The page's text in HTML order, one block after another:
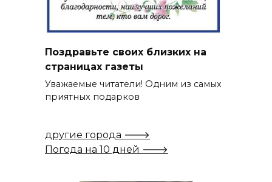
Поздравьте своих близких на
страницах газеты
Уважаемые читатели! Одним из самых
приятных подарков
другие города 🡒
Погода на 10 дней 🡒